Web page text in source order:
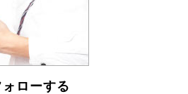
ローする